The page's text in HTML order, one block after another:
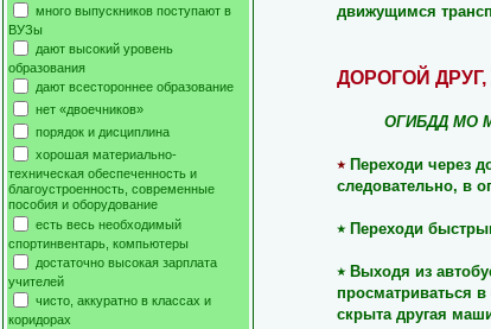
много выпускников поступают в
ВУЗы
дают высокий уровень
образования
дают всестороннее образование
нет «двоечников»
порядок и дисциплина
хорошая материально-
техническая обеспеченность и
благоустроенность, современные
пособия и оборудование
есть весь необходимый
спортинвентарь, компьютеры
достаточно высокая зарплата
учителей
чисто, аккуратно в классах и
коридорах
движущимся
ДОРОГОЙ
ОГИБДД МО
٭ Переходи через
следовательно, в
٭ Переходи
٭ Выходя из
просматриваться
скрыта другая